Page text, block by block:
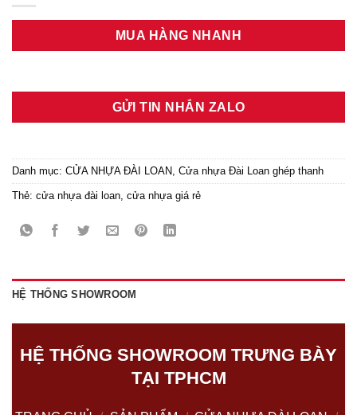
MUA HÀNG NHANH
GỬI TIN NHẮN ZALO
Danh mục: CỬA NHỰA ĐÀI LOAN, Cửa nhựa Đài Loan ghép thanh
Thẻ: cửa nhựa đài loan, cửa nhựa giá rẻ
HỆ THỐNG SHOWROOM
HỆ THỐNG SHOWROOM TRƯNG BÀY
TẠI TPHCM